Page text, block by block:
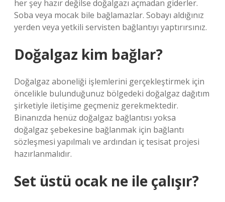
her şey hazır değilse doğalgazı açmadan giderler.
Soba veya mocak bile bağlamazlar. Sobayı aldığınız
yerden veya yetkili servisten bağlantıyı yaptırırsınız.
Doğalgaz kim bağlar?
Doğalgaz aboneliği işlemlerini gerçekleştirmek için
öncelikle bulunduğunuz bölgedeki doğalgaz dağıtım
şirketiyle iletişime geçmeniz gerekmektedir.
Binanızda henüz doğalgaz bağlantısı yoksa
doğalgaz şebekesine bağlanmak için bağlantı
sözleşmesi yapılmalı ve ardından iç tesisat projesi
hazırlanmalıdır.
Set üstü ocak ne ile çalışır?